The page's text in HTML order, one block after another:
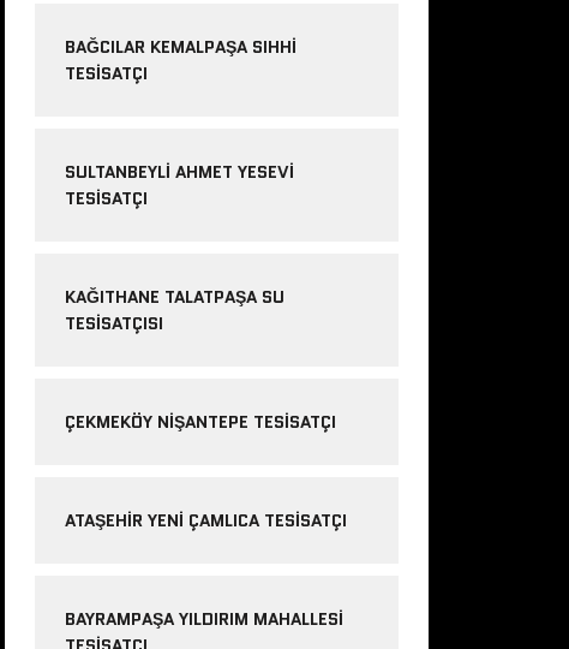
BAĞCILAR KEMALPAŞA SIHHI
TESISATÇI
SULTANBEYLI AHMET YESEVI
TESISATÇI
KAĞITHANE TALATPAŞA SU
TESISATÇISI
ÇEKMEKÖY NIŞANTEPE TESISATÇI
ATAŞEHIR YENI ÇAMLICA TESISATÇI
BAYRAMPAŞA YILDIRIM MAHALLESI